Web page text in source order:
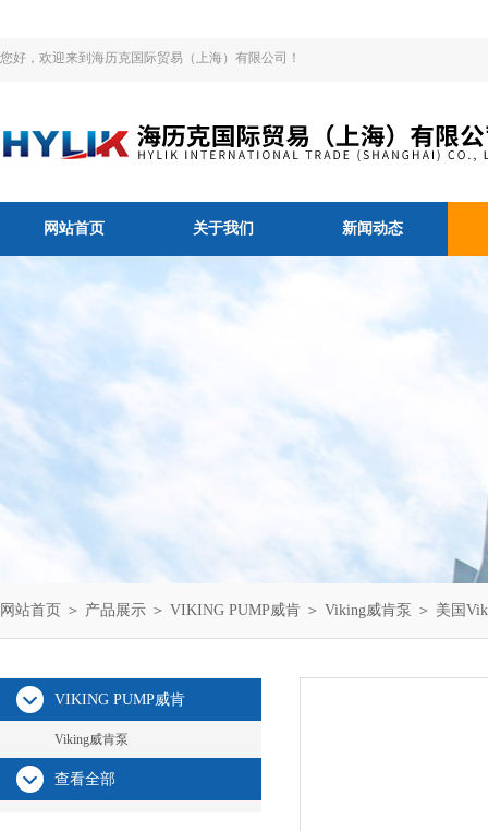
您好，欢迎来到海历克国际贸易（上海）有限公司！
网站首页 关于我们 新闻动态
网站首页 ＞ 产品展示 ＞ VIKING PUMP威肯 ＞ Viking威肯泵 ＞ 美国
VIKING PUMP威肯
Viking威肯泵
查看全部